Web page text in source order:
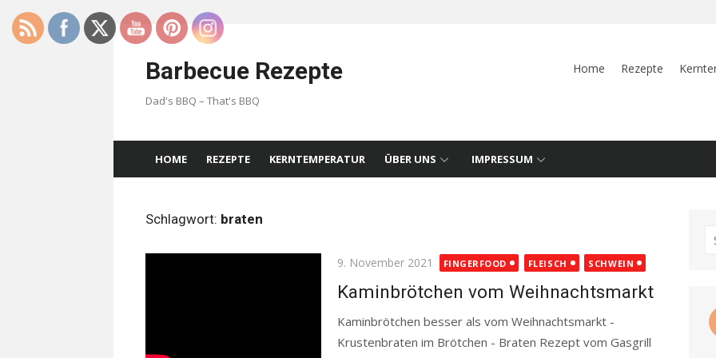
Skip
Barbecue Rezepte
Dad's BBQ – That's BBQ
Home Rezepte
HOME REZEPTE KERNTEMPERATUR ÜBER UNS IMPRESSUM
Schlagwort: braten
Posted
9. November 2021 FINGERFOOD FLEISCH SCHWEIN
Kaminbrötchen vom Weihnachtsmarkt
Kaminbrötchen besser als vom Weihnachtsmarkt -
Krustenbraten im Brötchen - Braten Rezept vom Gasgrill